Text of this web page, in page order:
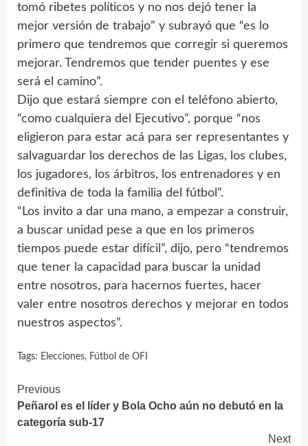
tomó ribetes políticos y no nos dejó tener la
mejor versión de trabajo” y subrayó que “es lo
primero que tendremos que corregir si queremos
mejorar. Tendremos que tender puentes y ese
será el camino”.
Dijo que estará siempre con el teléfono abierto,
“como cualquiera del Ejecutivo”, porque “nos
eligieron para estar acá para ser representantes y
salvaguardar los derechos de las Ligas, los clubes,
los jugadores, los árbitros, los entrenadores y en
definitiva de toda la familia del fútbol”.
“Los invito a dar una mano, a empezar a construir,
a buscar unidad pese a que en los primeros
tiempos puede estar difícil”, dijo, pero “tendremos
que tener la capacidad para buscar la unidad
entre nosotros, para hacernos fuertes, hacer
valer entre nosotros derechos y mejorar en todos
nuestros aspectos”.
Tags: Elecciones, Fútbol de OFI
Continue
Reading
Previous
Peñarol es el líder y Bola Ocho aún no debutó en la
categoría sub-17
Next